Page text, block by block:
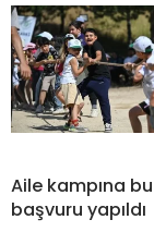
Aile kampına bu
başvuru yapıldı